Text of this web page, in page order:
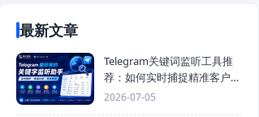
最新文章
Telegram关键词监听工具推
荐：如何实时捕捉精准客户，
提高获客效率？
2026-07-05